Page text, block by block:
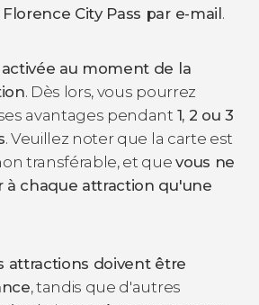
City Pass par e-mail.
au moment de la
. Dès lors, vous pourrez
avantages pendant 1, 2 ou 3
. Veuillez noter que la carte est
transférable, et quevous ne
à chaque attraction qu'une
attractions doivent être
, tandis que d'autres